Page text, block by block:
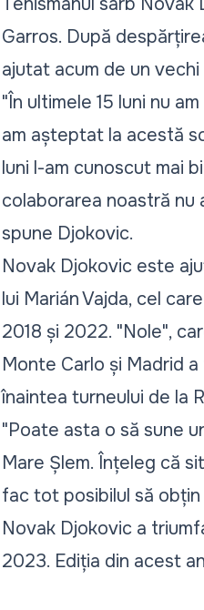
Garros. După
ajutat acum de un
"În ultimele 15 luni nu
am așteptat la acestă
luni l-am cunoscut mai
colaborarea noastră nu
spune Djokovic.
Novak Djokovic este
lui Marián Vajda, cel
2018 și 2022. "Nole",
Monte Carlo și Madrid
înaintea turneului de la
"Poate asta o să sune
Mare Șlem. Înțeleg că
fac tot posibilul să
Novak Djokovic a
2023. Ediția din acest